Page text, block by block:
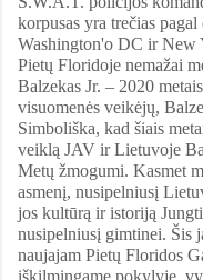
korpusas yra trečias
Washington'o DC ir New
Pietų Floridoje nemažai
Balzekas Jr. – 2020
visuomenės veikėjų,
Simboliška, kad šiais
veiklą JAV ir Lietuvoje
Metų žmogumi. Kasmet
asmenį, nusipelniusį
jos kultūrą ir istoriją
nusipelniusį gimtinei. Šis
naujajam Pietų Floridos
iškilmingame pokylyje,